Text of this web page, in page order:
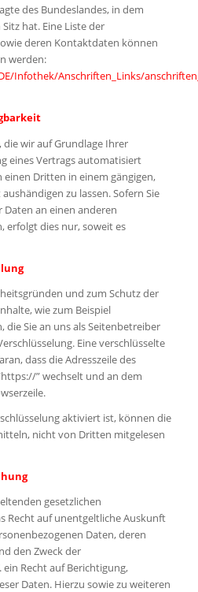
des Bundeslandes, in dem
hat. Eine Liste der
deren Kontaktdaten können
werden:
Infothek/Anschriften_Links/
die wir auf Grundlage Ihrer
eines Vertrags automatisiert
Dritten in einem gängigen,
zu lassen. Sofern Sie
an einen anderen
erfolgt dies nur, soweit es
und zum Schutz der
wie zum Beispiel
die Sie an uns als Seitenbetreiber
Eine verschlüsselte
dass die Adresszeile des
” wechselt und an dem
aktiviert ist, können die
nicht von Dritten mitgelesen
gesetzlichen
Recht auf unentgeltliche Auskunft
Daten, deren
den Zweck der
Recht auf Berichtigung,
Daten. Hierzu sowie zu weiteren